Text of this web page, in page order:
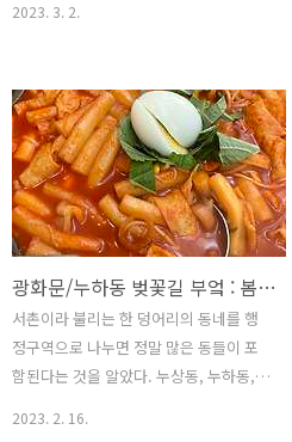
맛집이어서 찜해두었다가 철수 며칠 앞두
고 찾아았더니 줄이 줄이... ㅠㅠ 마루와
방이 있고 안마당에도 테이블이 두어 개
있는데 어머님들이 신발을 신고 벗으며
음식을 날라주시는게 얼마나 고되실까 싶
었다. 진짜 외갓집에서 외숙모님께 대접
받는 기분이었다구 ㅠㅠ 구수한 시래기와
어우러진 추어탕도 일품이었지만 저 갓
담은 김치와 나물들이 특히 좋았다. 접시
가 비었다 싶으면 순식간에 한가득 담아
주셔서 ㅠㅠ 덕분에 봄동나물 무한 흡입
인들 ..
2023. 3. 2.
광화문/누하동 벚꽃길 부엌 : 봄날의 햇살같은 푸짐하고 특별한 즉석떡볶이
서촌이라 불리는 한 덩어리의 동네를 행
정구역으로 나누면 정말 많은 동들이 포
함된다는 것을 알았다. 누상동, 누하동,
2023. 2. 16.